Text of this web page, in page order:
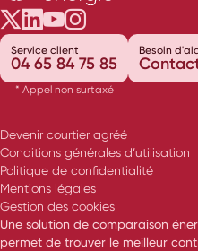
Opéra Énergie sur
Opéra Énergie
Opéra
Opéra
Service client
04 65 84 75 85
* Appel non surtaxé
Besoin
Devenir courtier agréé
Conditions générales d’utilisation
Politique de confidentialité
Mentions légales
Gestion des cookies
Une solution de comparaison
permet de trouver le meilleur